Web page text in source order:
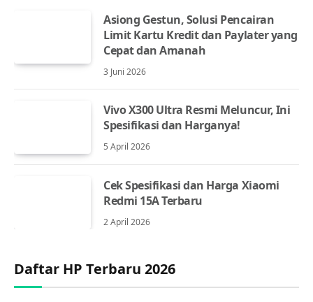
Asiong Gestun, Solusi Pencairan
Limit Kartu Kredit dan Paylater yang
Cepat dan Amanah
3 Juni 2026
Vivo X300 Ultra Resmi Meluncur, Ini
Spesifikasi dan Harganya!
5 April 2026
Cek Spesifikasi dan Harga Xiaomi
Redmi 15A Terbaru
2 April 2026
Daftar HP Terbaru 2026